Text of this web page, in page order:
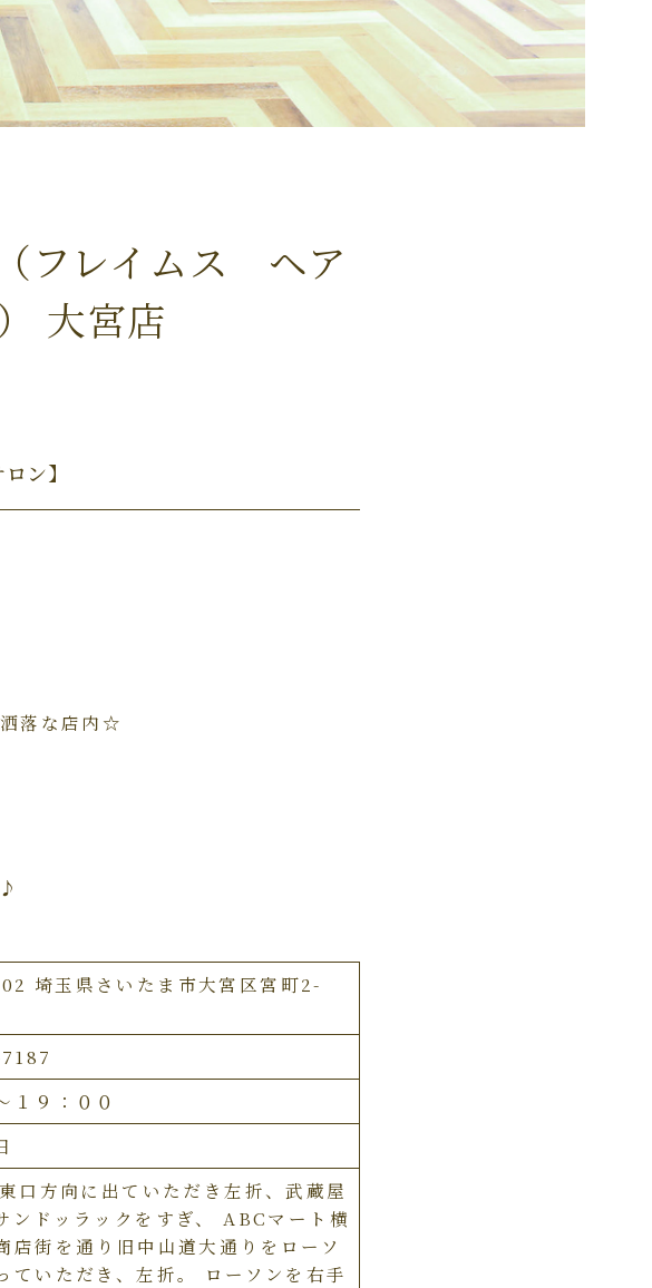
レイムス ヘア
大宮店
ン】
落な店内☆
埼玉県さいたま市大宮区宮町2-
１９：００
口方向に出ていただき左折、武蔵屋
ンドッラックをすぎ、 ABCマート横
店街を通り旧中山道大通りをローソ
ていただき、左折。 ローソンを右手